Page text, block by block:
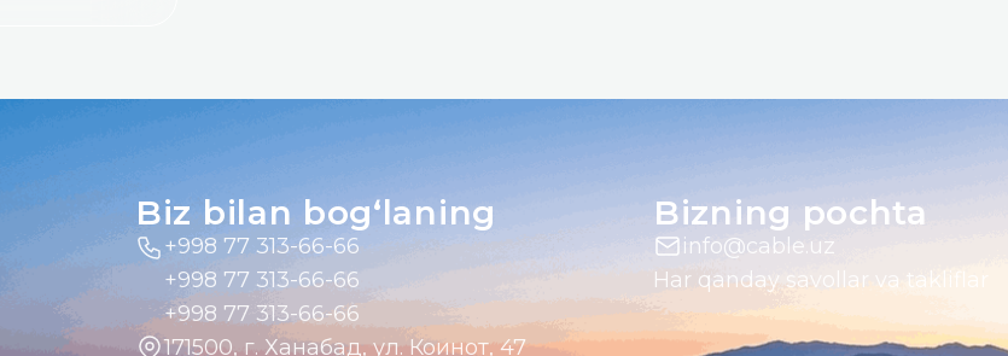
Biz bilan bog‘laning
+998 77 313-66-66
+998 77 313-66-66
+998 77 313-66-66
171500, г. Ханабад, ул. Коинот, 47
Bizning pochta
info@cable.uz
Har qanday savollar va takliflar